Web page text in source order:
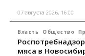
07 августа 2026, 16:00
Власть Общество
мяса в